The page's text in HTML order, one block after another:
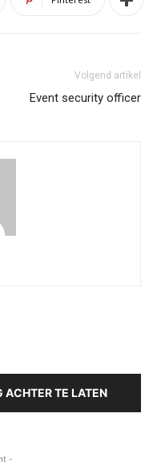
Volgend artikel
Event security officer
ACHTER TE LATEN
-